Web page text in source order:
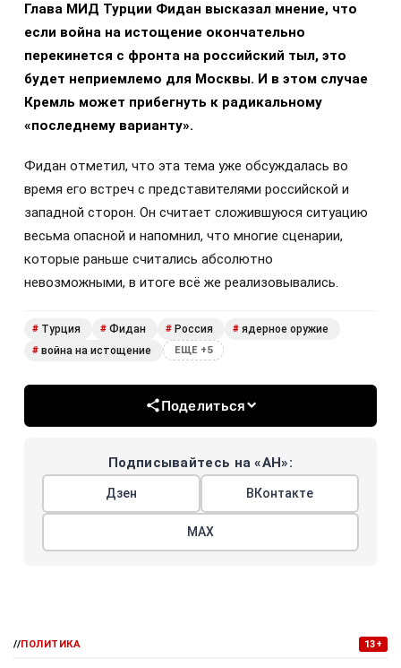
Глава МИД Турции Фидан высказал мнение, что
если война на истощение окончательно
перекинется с фронта на российский тыл, это
будет неприемлемо для Москвы. И в этом случае
Кремль может прибегнуть к радикальному
«последнему варианту».
Фидан отметил, что эта тема уже обсуждалась во
время его встреч с представителями российской и
западной сторон. Он считает сложившуюся ситуацию
весьма опасной и напомнил, что многие сценарии,
которые раньше считались абсолютно
невозможными, в итоге всё же реализовывались.
# Турция # Фидан # Россия # ядерное оружие
# война на истощение ЕЩЕ +5
Поделиться
Подписывайтесь на «АН»:
Дзен ВКонтакте
МАХ
//ПОЛИТИКА 13+